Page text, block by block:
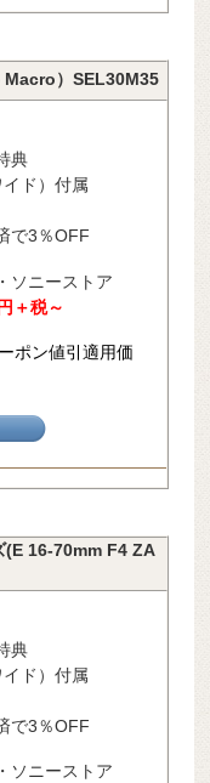
）SEL30M35
特典
ド）付属
で3％OFF
ソニーストア
＋税～
ポン値引適用価
16-70mm F4 ZA
特典
ド）付属
で3％OFF
ソニーストア